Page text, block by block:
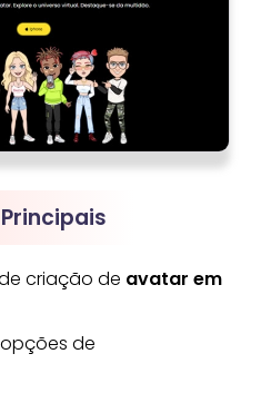
criação de avatar em
de